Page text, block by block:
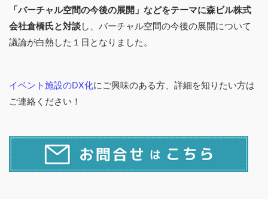
「バーチャル空間の今後の展開」などをテーマに森ビル株式
会社倉橋氏と対談し、バーチャル空間の今後の展開について
議論が白熱した１日となりました。
イベント施設のDX化にご興味のある方、詳細を知りたい方は
ご連絡ください！